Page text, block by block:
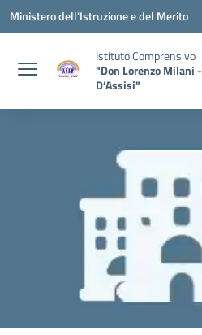
Vai ai contenuti
Vai al menu di navigazione
Vai al footer
Ministero dell'Istruzione e del Merito
Istituto Comprensivo
"Don Lorenzo Milani -
D’Assisi"